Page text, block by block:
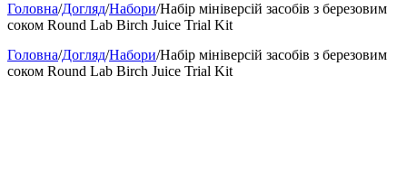
Головна/Догляд/Набори/Набір мініверсій засобів з березовим
соком Round Lab Birch Juice Trial Kit
Головна/Догляд/Набори/Набір мініверсій засобів з березовим
соком Round Lab Birch Juice Trial Kit